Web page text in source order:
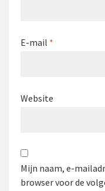
E-mail *
Website
Mijn naam, e-
browser voor de